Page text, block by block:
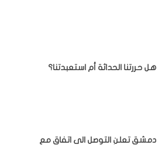
هل حررتنا الحداثة أم استعبدتنا؟
دمشق تعلن التوصل الى اتفاق مع